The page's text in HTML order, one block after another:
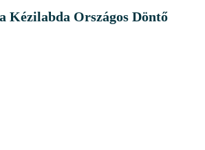
Kézilabda Országos Döntő